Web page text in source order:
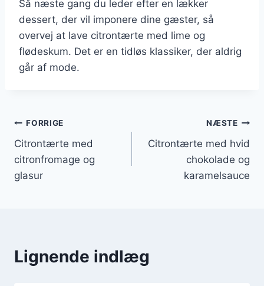
Så næste gang du leder efter en lækker
dessert, der vil imponere dine gæster, så
overvej at lave citrontærte med lime og
flødeskum. Det er en tidløs klassiker, der aldrig
går af mode.
Indlægsnavigation
FORRIGE
Citrontærte med
citronfromage og
glasur
NÆSTE
Citrontærte med hvid
chokolade og
karamelsauce
Lignende indlæg